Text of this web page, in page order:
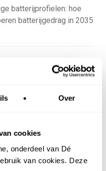
Over
cookies
onderdeel van Dé
van cookies. Deze
batterijprofielen: hoe
batterijgedrag in 2035
on Tour